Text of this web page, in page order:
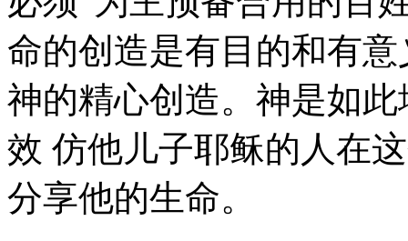
命的创造是有目的和有
神的精心创造。神是如
效 仿他儿子耶稣的人在
分享他的生命。